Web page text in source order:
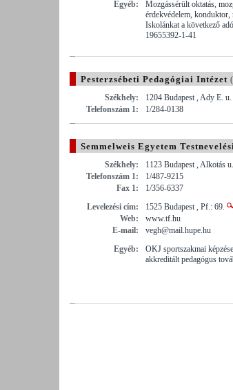
Egyéb:
Mozgássérült oktatás,
érdekvédelem, konduktor,
Iskolánkat a következő
19655392-1-41
Pesterzsébeti Pedagógiai Intézet
Székhely:
1204 Budapest , Ady E. u.
Telefonszám 1:
1/284-0138
Semmelweis Egyetem
Székhely:
1123 Budapest , Alkotás
Telefonszám 1:
1/487-9215
Fax 1:
1/356-6337
Levelezési cím:
1525 Budapest , Pf.: 69.
Web:
www.tf.hu
E-mail:
vegh@mail.hupe.hu
Egyéb:
OKJ sportszakmai
akkreditált pedagógus